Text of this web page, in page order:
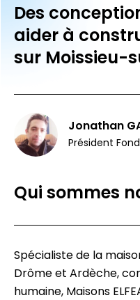
Qui sommes
Spécialiste de la
Drôme et Ardèche,
humaine, Maisons
Des
aider à
sur Moissieu-
Jonathan
Président